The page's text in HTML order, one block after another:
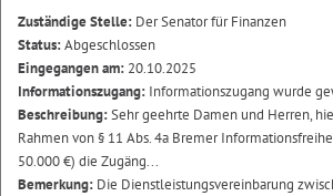
Zuständige Stelle: Der Senator für Finanzen
Status:Abgeschlossen
Eingegangen am: 20.10.2025
Informationszugang: Informationszugang wurde
Beschreibung:Sehr geehrte Damen und Herren,
Rahmen von § 11 Abs. 4a Bremer
50.000 €) die Zugäng...
Bemerkung: Die Dienstleistungsvereinbarung